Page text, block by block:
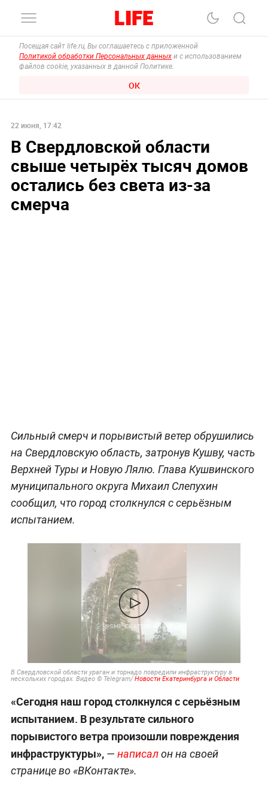
Посещая сайт life.ru, Вы соглашаетесь с приложенной
Политикой обработки Персональных данных и с использованием
файлов cookie, указанных в данной Политике.
ОК
22 июня, 17:42
В Свердловской области
свыше четырёх тысяч домов
остались без света из-за
смерча
Сильный смерч и порывистый ветер обрушились
на Свердловскую область, затронув Кушву, часть
Верхней Туры и Новую Лялю. Глава Кушвинского
муниципального округа Михаил Слепухин
сообщил, что город столкнулся с серьёзным
испытанием.
В Свердловской области ураган и торнадо повредили инфраструктуру в
нескольких городах. Видео © Telegram/Новости Екатеринбурга и Области
«Сегодня наш город столкнулся с серьёзным
испытанием. В результате сильного
порывистого ветра произошли повреждения
инфраструктуры», — написалон на своей
странице во «ВКонтакте».